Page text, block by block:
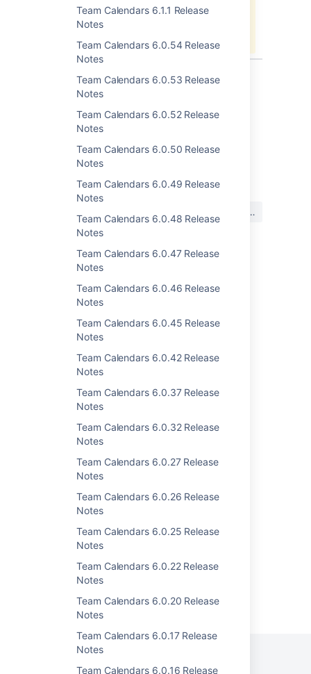
Team Calendars 6.1.1 Release
Notes
Team Calendars 6.0.54 Release
Notes
Team Calendars 6.0.53 Release
Notes
Team Calendars 6.0.52 Release
Notes
Team Calendars 6.0.50 Release
Notes
Team Calendars 6.0.49 Release
Notes
Team Calendars 6.0.48 Release
Notes
Team Calendars 6.0.47 Release
Notes
Team Calendars 6.0.46 Release
Notes
Team Calendars 6.0.45 Release
Notes
Team Calendars 6.0.42 Release
Notes
Team Calendars 6.0.37 Release
Notes
Team Calendars 6.0.32 Release
Notes
Team Calendars 6.0.27 Release
Notes
Team Calendars 6.0.26 Release
Notes
Team Calendars 6.0.25 Release
Notes
Team Calendars 6.0.22 Release
Notes
Team Calendars 6.0.20 Release
Notes
Team Calendars 6.0.17 Release
Notes
Team Calendars 6.0.16 Release
予期しないエラーのため、データ
を取得できません。
最終更新日 2012 年 4 月 26 日
この内容はお役に立ちました
いいえ
関連コンテンツ
Team Calendars 2.1.1 Release Notes
Team Calendars 2.2.1 Release Notes
Team Calendars 1.2.4 Release Notes
Team Calendars 1.2.3 Release Notes
Team Calendars 2.4.1 Release Notes
Team Calendars 2.3.1 Release Notes
Team Calendars 1.2.2 Release Notes
Team Calendars 2.4.2 Release Notes
Powered byConfluenceand Scroll Viewport.